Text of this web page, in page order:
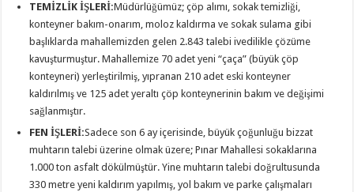
TEMİZLİK İŞLERİ:Müdürlüğümüz; çöp alımı, sokak temizliği,
konteyner bakım-onarım, moloz kaldırma ve sokak sulama gibi
başlıklarda mahallemizden gelen 2.843 talebi ivedilikle çözüme
kavuşturmuştur. Mahallemize 70 adet yeni “çaça” (büyük çöp
konteyneri) yerleştirilmiş, yıpranan 210 adet eski konteyner
kaldırılmış ve 125 adet yeraltı çöp konteynerinin bakım ve değişimi
sağlanmıştır.
FEN İŞLERİ:Sadece son 6 ay içerisinde, büyük çoğunluğu bizzat
muhtarın talebi üzerine olmak üzere; Pınar Mahallesi sokaklarına
1.000 ton asfalt dökülmüştür. Yine muhtarın talebi doğrultusunda
330 metre yeni kaldırım yapılmış, yol bakım ve parke çalışmaları